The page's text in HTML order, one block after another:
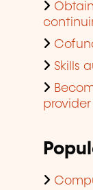
Skills
provider